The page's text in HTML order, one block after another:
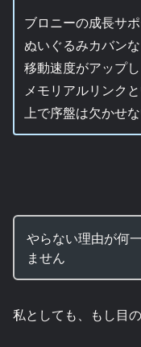
ブロニーの成長サ
ぬいぐるみカバンな
移動速度がアップし
メモリアルリンク
上で序盤は欠かせ
やらない理由が何
ません
私としても、もし目